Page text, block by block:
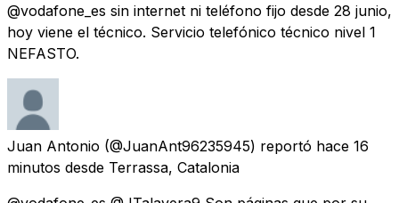
@vodafone_es sin internet ni teléfono fijo desde 28 junio,
hoy viene el técnico. Servicio telefónico técnico nivel 1
NEFASTO.
Juan Antonio (@JuanAnt96235945) reportó hace 16
minutos desde Terrassa, Catalonia